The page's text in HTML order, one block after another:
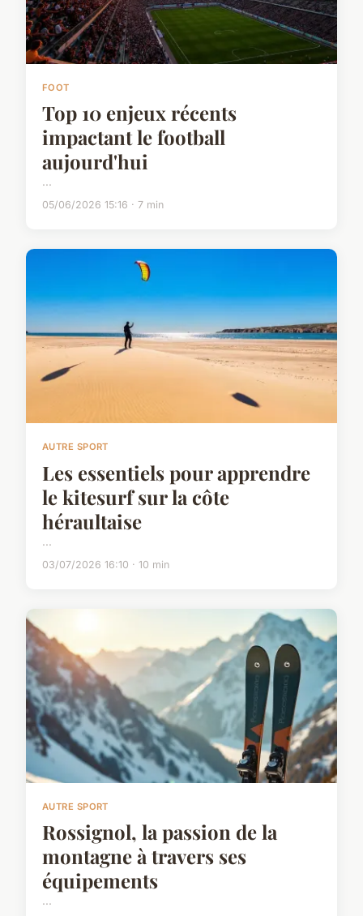
FOOT
Top 10 enjeux récents
impactant le football
aujourd'hui
...
05/06/2026 15:16 · 7 min
AUTRE SPORT
Les essentiels pour apprendre
le kitesurf sur la côte
héraultaise
...
03/07/2026 16:10 · 10 min
AUTRE SPORT
Rossignol, la passion de la
montagne à travers ses
équipements
...